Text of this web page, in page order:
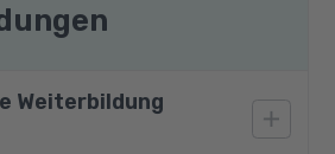
Weiterbildung